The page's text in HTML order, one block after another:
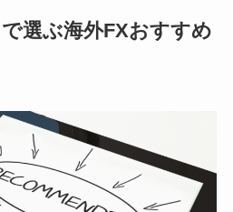
選ぶ海外FXおすすめ